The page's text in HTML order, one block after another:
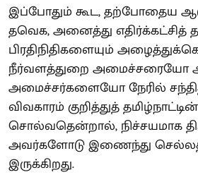
இப்போதும் கூட, தற்போதைய
தவெக, அனைத்து
பிரதிநிதிகளையும்
நீர்வளத்துறை அமைச்சரையோ
அமைச்சர்களையோ நேரில்
விவகாரம் குறித்துத்
சொல்வதென்றால், நிச்சயமாக
அவர்களோடு இணைந்து
இருக்கிறது.